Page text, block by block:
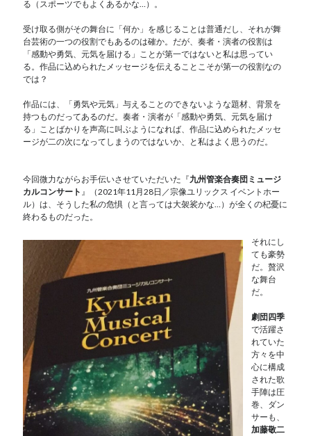
る（スポーツでもよくあるかな…）。
受け取る側がその舞台に「何か」を感じることは普通だし、それが舞
台芸術の一つの役割でもあるのは確か。だが、奏者・演者の役割は
「感動や勇気、元気を届ける」ことが第一ではないと私は思ってい
る。作品に込められたメッセージを伝えることこそが第一の役割なの
では？
作品には、「勇気や元気」与えることのできないような題材、背景を
持つものだってあるのだ。奏者・演者が「感動や勇気、元気を届け
る」ことばかりを声高に叫ぶようになれば、作品に込められたメッセ
ージが二の次になってしまうのではないか、と私はよく思うのだ。
今回微力ながらお手伝いさせていただいた『九州管楽合奏団ミュージ
カルコンサート 』（2021年11月28日／宗像ユリックス イベントホー
ル）は、そうした私の危惧（と言っては大袈裟かな…）が全くの杞憂に
終わるものだった。
それにし
ても豪勢
だ。贅沢
な舞台
だ。
劇団四季
で活躍さ
れていた
方々を中
心に構成
された歌
手陣は圧
巻、ダン
サーも、
加藤敬二